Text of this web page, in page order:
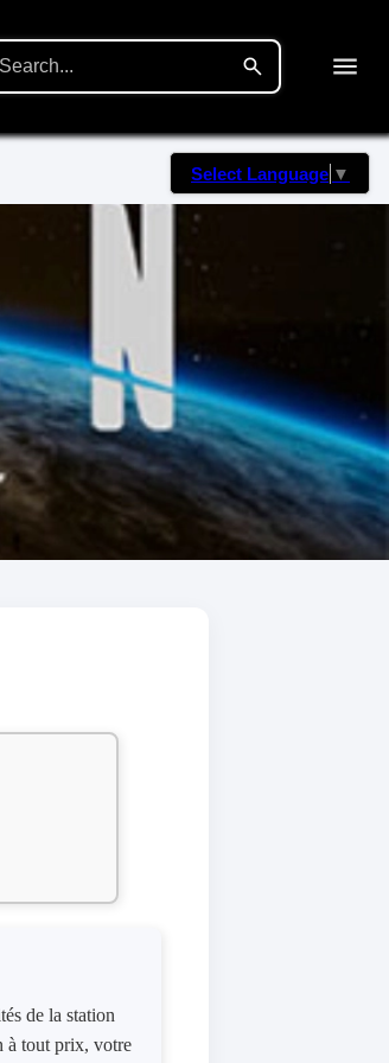
Select Language ▼
de la station
à tout prix, votre